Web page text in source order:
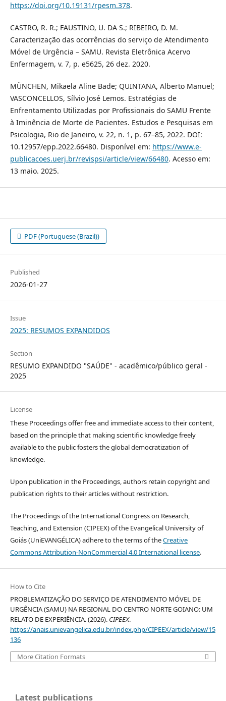
https://doi.org/10.19131/rpesm.378.
CASTRO, R. R.; FAUSTINO, U. DA S.; RIBEIRO, D. M.
Caracterização das ocorrências do serviço de Atendimento
Móvel de Urgência – SAMU. Revista Eletrônica Acervo
Enfermagem, v. 7, p. e5625, 26 dez. 2020.
MÜNCHEN, Mikaela Aline Bade; QUINTANA, Alberto Manuel;
VASCONCELLOS, Sílvio José Lemos. Estratégias de
Enfrentamento Utilizadas por Profissionais do SAMU Frente
à Iminência de Morte de Pacientes. Estudos e Pesquisas em
Psicologia, Rio de Janeiro, v. 22, n. 1, p. 67–85, 2022. DOI:
10.12957/epp.2022.66480. Disponível em: https://www.e-
publicacoes.uerj.br/revispsi/article/view/66480. Acesso em:
13 maio. 2025.
PDF (Portuguese (Brazil))
Published
2026-01-27
Issue
2025: RESUMOS EXPANDIDOS
Section
RESUMO EXPANDIDO "SAÚDE" - acadêmico/público geral -
2025
License
These Proceedings offer free and immediate access to their content,
based on the principle that making scientific knowledge freely
available to the public fosters the global democratization of
knowledge.
Upon publication in the Proceedings, authors retain copyright and
publication rights to their articles without restriction.
The Proceedings of the International Congress on Research,
Teaching, and Extension (CIPEEX) of the Evangelical University of
Goiás (UniEVANGÉLICA) adhere to the terms of theCreative
Commons Attribution-NonCommercial 4.0 International license.
How to Cite
PROBLEMATIZAÇÃO DO SERVIÇO DE ATENDIMENTO MÓVEL DE
URGÊNCIA (SAMU) NA REGIONAL DO CENTRO NORTE GOIANO: UM
RELATO DE EXPERIÊNCIA. (2026). CIPEEX.
https://anais.unievangelica.edu.br/index.php/CIPEEX/article/view/15
136
More Citation Formats
Latest publications